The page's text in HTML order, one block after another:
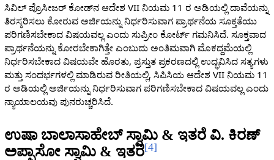
ಸಿವಿಲ್ ಪ್ರೊಸೀಜರ್ ಕೋಡ್‌ನ ಆದೇಶ VII ನಿಯಮ 11 ರ ಅಡಿಯಲ್ಲಿ ದಾವೆಯನ್ನು
ತಿರಸ್ಕರಿಸಲು ಕೋರುವ ಅರ್ಜಿಯನ್ನು ನಿರ್ಧರಿಸುವಾಗ ಪ್ರಾರ್ಥನೆಯ ಸೂಕ್ತತೆಯು
ಪರಿಗಣಿಸಬೇಕಾದ ವಿಷಯವಲ್ಲ ಎಂದು ಸುಪ್ರೀಂ ಕೋರ್ಟ್ ಗಮನಿಸಿದೆ. ಸೂಕ್ತವಾದ
ಪ್ರಾರ್ಥನೆಯನ್ನು ಕೋರಬೇಕಾಗಿತ್ತೇ ಎಂಬುದು ಅಂತಿಮವಾಗಿ ಮೊಕದ್ದಮೆಯಲ್ಲಿ
ನಿರ್ಧರಿಸಬೇಕಾದ ವಿಷಯವೇ ಹೊರತು, ಪ್ರಸ್ತುತ ಪ್ರಕರಣದಲ್ಲಿ ಉದ್ಭವಿಸಿದ ಸತ್ಯಗಳು
ಮತ್ತು ಸಂದರ್ಭಗಳಲ್ಲಿ ಮಾಡಿರುವ ರೀತಿಯಲ್ಲಿ, ಸಿಪಿಸಿಯ ಆದೇಶ VII ನಿಯಮ 11
ರ ಅಡಿಯಲ್ಲಿ ಅರ್ಜಿಯನ್ನು ನಿರ್ಧರಿಸುವಾಗ ಪರಿಗಣಿಸಬೇಕಾದ ವಿಷಯವಲ್ಲ ಎಂದು
ನ್ಯಾಯಾಲಯವು ಪುನರುಚ್ಚರಿಸಿದೆ.
ಉಷಾ ಬಾಲಾಸಾಹೇಬ್ ಸ್ವಾಮಿ & ಇತರೆ ವಿ. ಕಿರಣ್
ಅಪ್ಪಾಸೋ ಸ್ವಾಮಿ & ಇತರೆ[4]